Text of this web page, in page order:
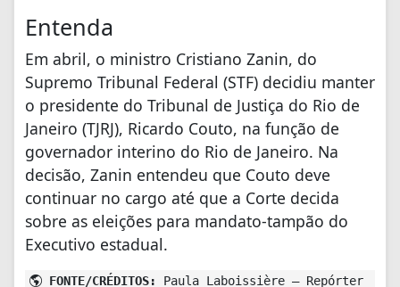
Entenda
Em abril, o ministro Cristiano Zanin, do
Supremo Tribunal Federal (STF) decidiu manter
o presidente do Tribunal de Justiça do Rio de
Janeiro (TJRJ), Ricardo Couto, na função de
governador interino do Rio de Janeiro. Na
decisão, Zanin entendeu que Couto deve
continuar no cargo até que a Corte decida
sobre as eleições para mandato-tampão do
Executivo estadual.
FONTE/CRÉDITOS: Paula Laboissière – Repórter